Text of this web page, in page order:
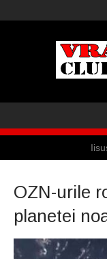
Iisus a
OZN-urile
planetei